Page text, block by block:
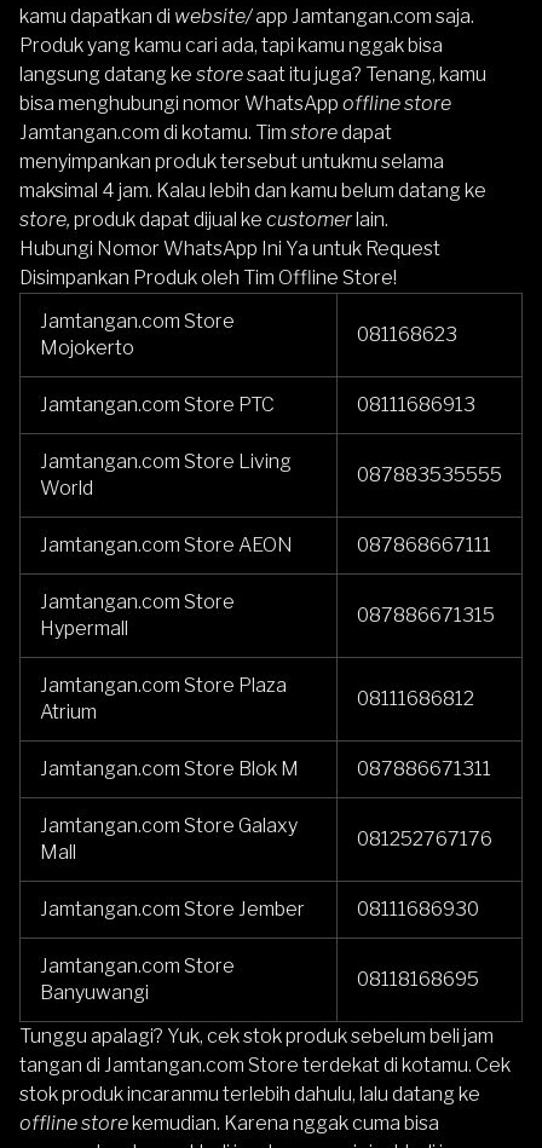
kamu dapatkan di website/app Jamtangan.com saja.
Produk yang kamu cari ada, tapi kamu nggak bisa
langsung datang ke storesaat itu juga? Tenang, kamu
bisa menghubungi nomor WhatsApp offline store
Jamtangan.com di kotamu. Tim storedapat
menyimpankan produk tersebut untukmu selama
maksimal 4 jam. Kalau lebih dan kamu belum datang ke
store, produk dapat dijual ke customerlain.
Hubungi Nomor WhatsApp Ini Ya untuk Request
Disimpankan Produk oleh Tim Offline Store!
Jamtangan.com Store
Mojokerto
081168623
Jamtangan.com Store PTC 08111686913
Jamtangan.com Store Living
World
087883535555
Jamtangan.com Store AEON 087868667111
Jamtangan.com Store
Hypermall
087886671315
Jamtangan.com Store Plaza
Atrium
08111686812
Jamtangan.com Store Blok M 087886671311
Jamtangan.com Store Galaxy
Mall
081252767176
Jamtangan.com Store Jember 08111686930
Jamtangan.com Store
Banyuwangi
08118168695
Tunggu apalagi? Yuk, cek stok produk sebelum beli jam
tangan di Jamtangan.com Store terdekat di kotamu. Cek
stok produk incaranmu terlebih dahulu, lalu datang ke
offline storekemudian. Karena nggak cuma bisa